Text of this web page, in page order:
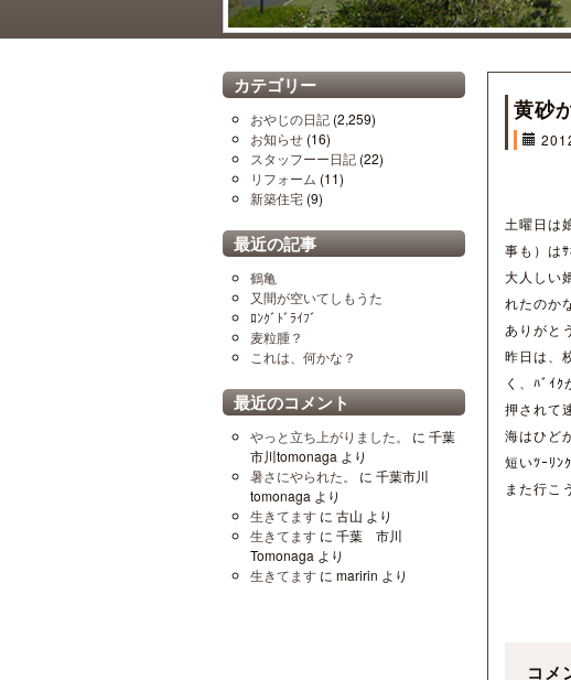
カテゴリー
おやじの日記 (2,259)
お知らせ (16)
スタッフーー日記 (22)
リフォーム (11)
新築住宅 (9)
最近の記事
鶴亀
又間が空いてしもうた
ﾛﾝｸﾞﾄﾞﾗｲﾌﾞ
麦粒腫？
これは、何かな？
最近のコメント
やっと立ち上がりました。 に 千葉
市川tomonaga より
暑さにやられた。
に 千葉市川
tomonaga より
生きてます に 古山 より
生きてます に 千葉 市川
Tomonaga より
生きてます に maririn より
黄砂
土曜日は
事も）はｻ
大人しい
れたのか
ありがと
昨日は、
く、ﾊﾞｲｸ
押されて
海はひど
短いﾂｰﾘﾝ
また行こ
コメ